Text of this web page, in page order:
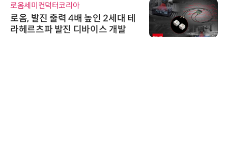
로옴세미컨덕터코리아
로옴, 발진 출력 4배 높인 2세대 테
라헤르츠파 발진 디바이스 개발